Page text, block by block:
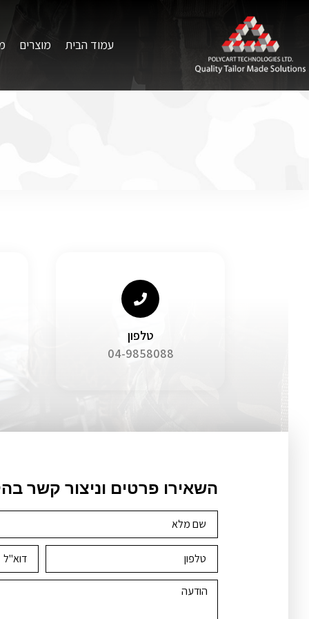
עמוד הבית מוצרים
טלפון
04-9858088
השאירו פרטים וניצור קשר